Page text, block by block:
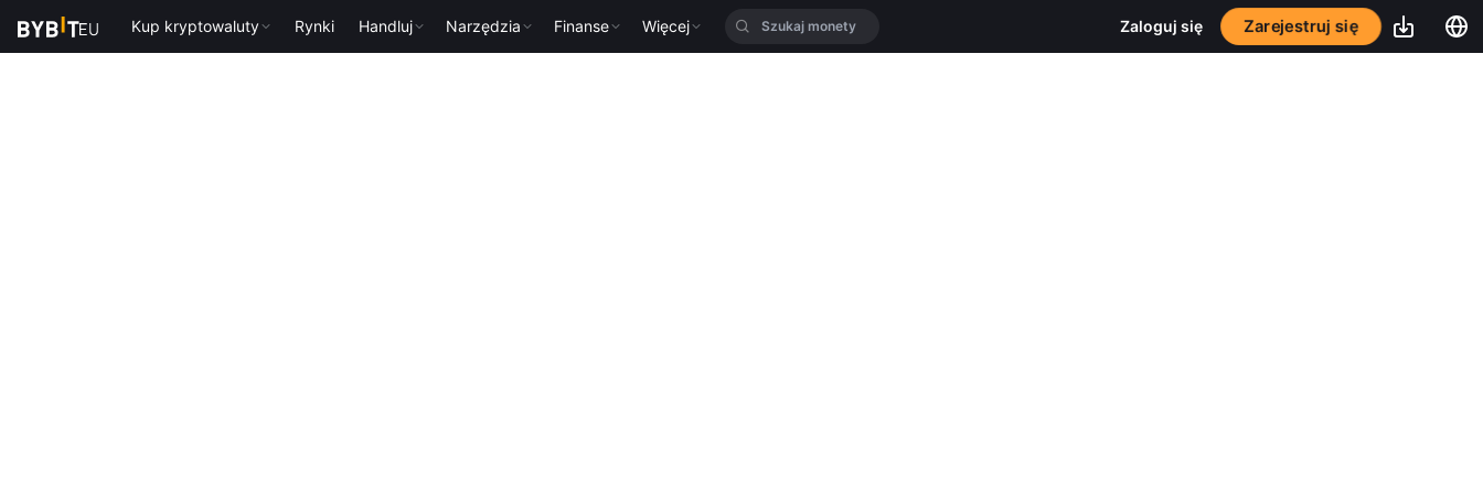
Kup kryptowaluty Rynki Handluj Narzędzia Finanse Więcej Zaloguj się Zarejestruj się